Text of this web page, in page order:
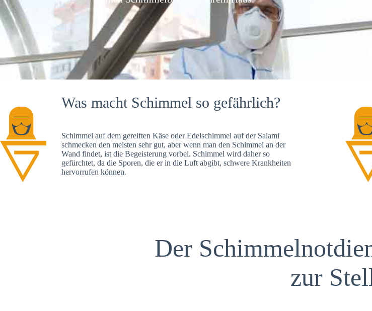
Was macht Schimmel so gefährlich?
Schimmel auf dem gereiften Käse oder Edelschimmel auf der Salami
schmecken den meisten sehr gut, aber wenn man den Schimmel an der
Wand findet, ist die Begeisterung vorbei. Schimmel wird daher so
gefürchtet, da die Sporen, die er in die Luft abgibt, schwere Krankheiten
hervorrufen können.
Der
zur